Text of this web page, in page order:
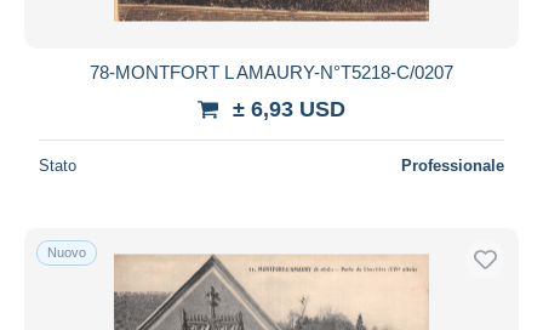
78-MONTFORT L AMAURY-N°T5218-C/0207
± 6,93 USD
Stato Professionale
Nuovo